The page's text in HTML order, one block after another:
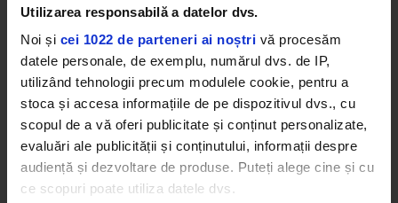
Utilizarea responsabilă a datelor dvs.
Noi și cei 1022 de parteneri ai noștri vă procesăm
datele personale, de exemplu, numărul dvs. de IP,
utilizând tehnologii precum modulele cookie, pentru a
stoca și accesa informațiile de pe dispozitivul dvs., cu
scopul de a vă oferi publicitate și conținut personalizate,
evaluări ale publicității și conținutului, informații despre
audiență și dezvoltare de produse. Puteți alege cine și cu
ce scopuri poate utiliza datele dvs.
lor caracteristic.
RYAN REYNOLDS BEN AFFLECK JENNIFER LOPEZ
Web radios